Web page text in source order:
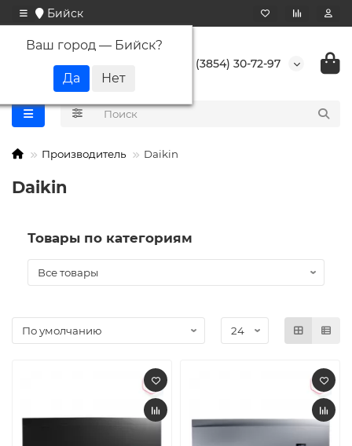
Бийск
Ваш город — Бийск?
+7 (3854) 30-72-97
Производитель Daikin
Daikin
Товары по категориям